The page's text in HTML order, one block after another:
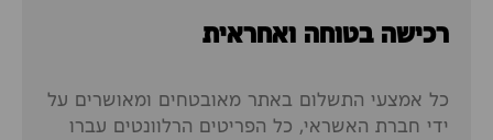
רכישה בטוחה ואחראית
כל אמצעי התשלום באתר מאובטחים ומאושרים על
ידי חברת האשראי, כל הפריטים הרלוונטים עברו